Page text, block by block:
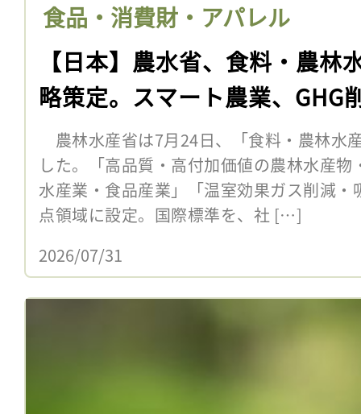
食品・消費財・アパレル
【日本】農水省、食料・農林
略策定。スマート農業、GHG
農林水産省は7月24日、「食料・農林水
した。「高品質・高付加価値の農林水産
水産業・食品産業」「温室効果ガス削減
点領域に設定。国際標準を、社 […]
2026/07/31